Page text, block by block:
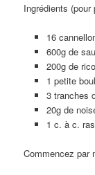
Ingrédients (pour
16
600g de
200g de
1 petite
3 tranches
20g de
1 c. à c.
Commencez par